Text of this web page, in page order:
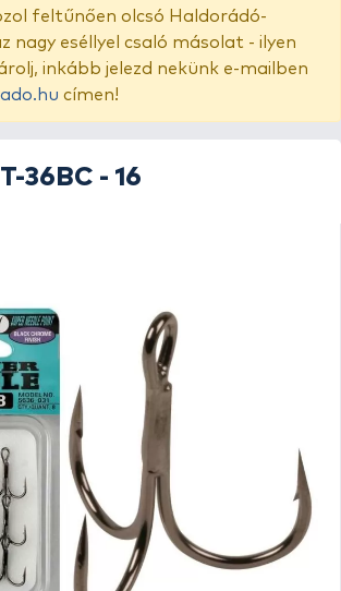
feltűnően olcsó Haldorádó-
nagy eséllyel csaló másolat - ilyen
inkább jelezd nekünk e-mailben
címen!
36BC - 16